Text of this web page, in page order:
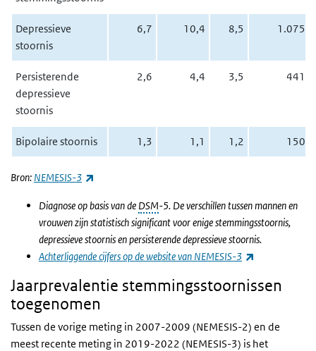
Depressieve
stoornis
6,7 10,4 8,5
Persisterende
depressieve
stoornis
2,6 4,4 3,5
Bipolaire stoornis 1,3 1,1 1,2
Bron: NEMESIS-3
Diagnose op basis van de DSM-5. De verschillen tussen mannen en
vrouwen zijn statistisch significant voor enige stemmingsstoornis,
depressieve stoornis en persisterende depressieve stoornis.
Achterliggende cijfers op de website van NEMESIS-3
Jaarprevalentie stemmingsstoornissen
toegenomen
Tussen de vorige meting in 2007-2009 (NEMESIS-2) en de
meest recente meting in 2019-2022 (NEMESIS-3) is het